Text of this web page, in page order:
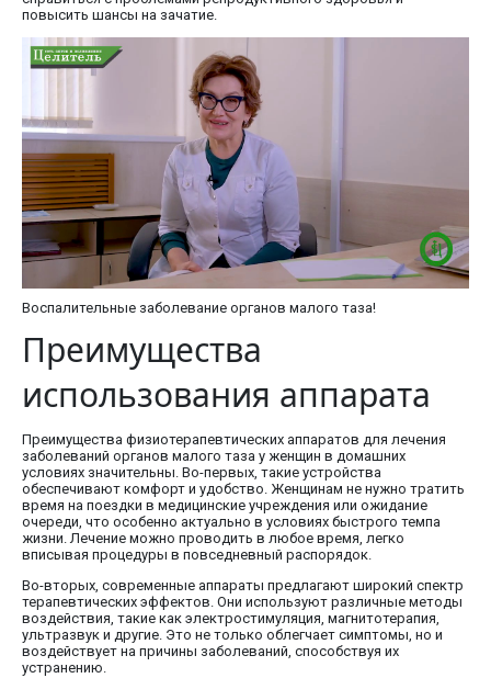
повысить шансы на зачатие.
Воспалительные заболевание органов малого таза!
Преимущества
использования аппарата
Преимущества физиотерапевтических аппаратов для лечения
заболеваний органов малого таза у женщин в домашних
условиях значительны. Во-первых, такие устройства
обеспечивают комфорт и удобство. Женщинам не нужно тратить
время на поездки в медицинские учреждения или ожидание
очереди, что особенно актуально в условиях быстрого темпа
жизни. Лечение можно проводить в любое время, легко
вписывая процедуры в повседневный распорядок.
Во-вторых, современные аппараты предлагают широкий спектр
терапевтических эффектов. Они используют различные методы
воздействия, такие как электростимуляция, магнитотерапия,
ультразвук и другие. Это не только облегчает симптомы, но и
воздействует на причины заболеваний, способствуя их
устранению.